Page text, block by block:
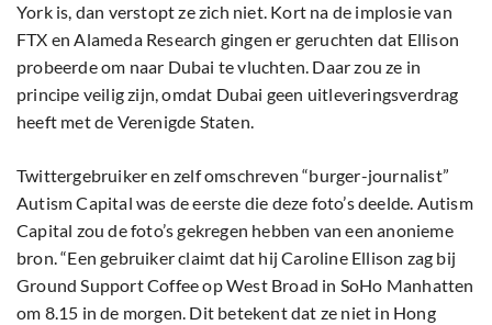
York is, dan verstopt ze zich niet. Kort na de implosie van
FTX en Alameda Research gingen er geruchten dat Ellison
probeerde om naar Dubai te vluchten. Daar zou ze in
principe veilig zijn, omdat Dubai geen uitleveringsverdrag
heeft met de Verenigde Staten.
Twittergebruiker en zelf omschreven “burger-journalist”
Autism Capital was de eerste die deze foto’s deelde. Autism
Capital zou de foto’s gekregen hebben van een anonieme
bron. “Een gebruiker claimt dat hij Caroline Ellison zag bij
Ground Support Coffee op West Broad in SoHo Manhatten
om 8.15 in de morgen. Dit betekent dat ze niet in Hong